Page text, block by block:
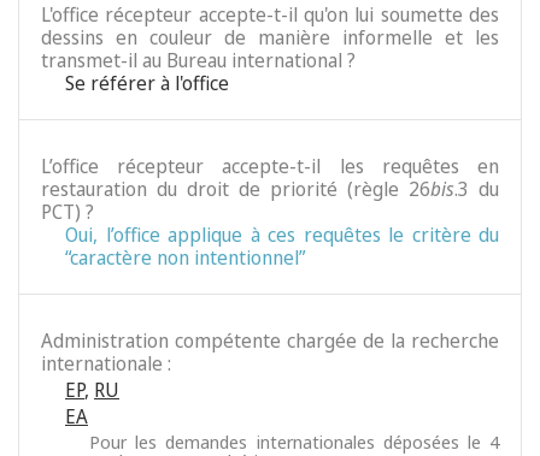
L'office récepteur accepte-t-il qu'on lui soumette des
dessins en couleur de manière informelle et les
transmet-il au Bureau international ?
Se référer à l'office
L’office récepteur accepte-t-il les requêtes en
restauration du droit de priorité (règle 26bis.3 du
PCT) ?
Oui, l’office applique à ces requêtes le critère du
“caractère non intentionnel”
Administration compétente chargée de la recherche
internationale :
EP, RU
EA
Pour les demandes internationales déposées le 4